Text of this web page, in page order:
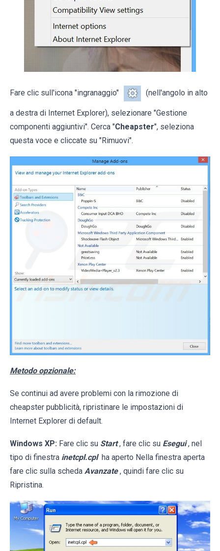
Fare clic sull'icona "ingranaggio" (nell'angolo in alto
a destra di Internet Explorer), selezionare "Gestione
componenti aggiuntivi". Cerca "Cheapster", seleziona
questa voce e cliccate su "Rimuovi".
Metodo opzionale:
Se continui ad avere problemi con la rimozione di
cheapster pubblicità, ripristinare le impostazioni di
Internet Explorer di default.
Windows XP: Fare clic su Start , fare clic su Esegui , nel
tipo di finestra inetcpl.cpl ha aperto Nella finestra aperta
fare clic sulla scheda Avanzate , quindi fare clic su
Ripristina.